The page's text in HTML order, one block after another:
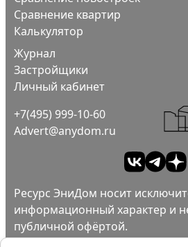
Сравнение квартир
Калькулятор
Журнал
Застройщики
Личный кабинет
+7(495) 999-10-60
Advert@anydom.ru
Ресурс ЭниДом носит
информационный характер и
публичной офёртой.
Пользовательское соглашение.